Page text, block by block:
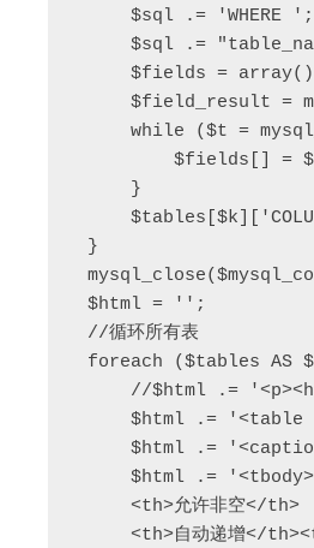
$sql .= 'WHERE
$sql .=
$fields =
$field_result =
while ($t =
$fields[] =
     }
}
$html = '';
//循环所有表
foreach ($tables AS
//$html .=
$html .=
$html .=
$html .=
     <th>允许非空</th>
<th>自动递增</